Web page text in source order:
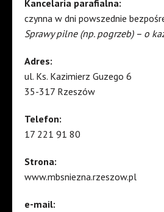
Kancelaria parafialna:
czynna w dni powszednie
Sprawy pilne (np. pogrzeb) – o
Adres:
ul. Ks. Kazimierz Guzego 6
35-317 Rzeszów
Telefon:
17 221 91 80
Strona:
www.mbsniezna.rzeszow.pl
e-mail: